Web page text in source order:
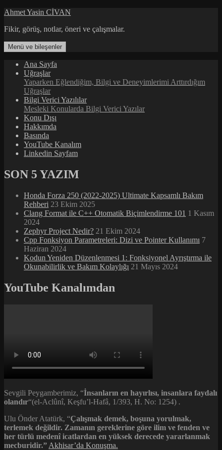
İçeriğe
Ahmet Yasin CİVAN
Fikir, görüş, notlar, öneri ve çalışmalar.
Menü ve bileşenler
Ana Sayfa
Uğraşlar
Yaparken Eğlendiğim, Bilgi ve Deneyimlerimi Arttırdığım
Uğraşlar
Bilgi Verici Yazılılar
Mesleki Konularda Bilgi Verici Yazılar
Konu Dışı
Hakkımda
Basında
YouTube Kanalım
Linkedin Sayfam
SON 5 YAZIM
Honda Forza 250 (2022-2025) Ultimate Kapsamlı Bakım
Rehberi 23 Ekim 2025
Clang Format ile C++ Otomatik Biçimlendirme 101 1 Kasım
2024
Zephyr Project Nedir? 21 Ekim 2024
Cpp Fonksiyon Parametreleri: Dizi ve Pointer Kullanımı 7
Haziran 2024
Kodun Yeniden Düzenlenmesi 1: Fonksiyonel Ayrıştırma ile
Okunabilirlik ve Bakım Kolaylığı 21 Mayıs 2024
YouTube Kanalımdan
Sevgili Peygamberimiz, “İnsanların en hayırlısı, insanlara faydalı
olandır“(el-Aclûnî, Keşfu’l-Hafâ, 1/393, H. No: 1254) .
Ulu Önder Atatürk, “Çalışmak demek, boşuna yorulmak,
terlemek değildir. Zamanın gereklerine göre ilim ve fenden ve
her türlü medenî icatlardan en yüksek derecede yararlanmak
mecburidir.” Akhisar’da Konuşma.